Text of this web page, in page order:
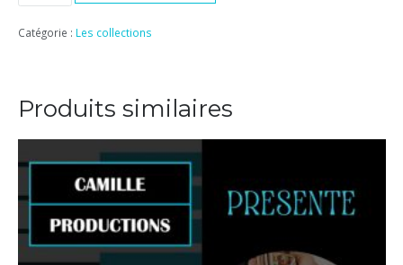
Hommages
Catégorie : Les collections
Produits similaires